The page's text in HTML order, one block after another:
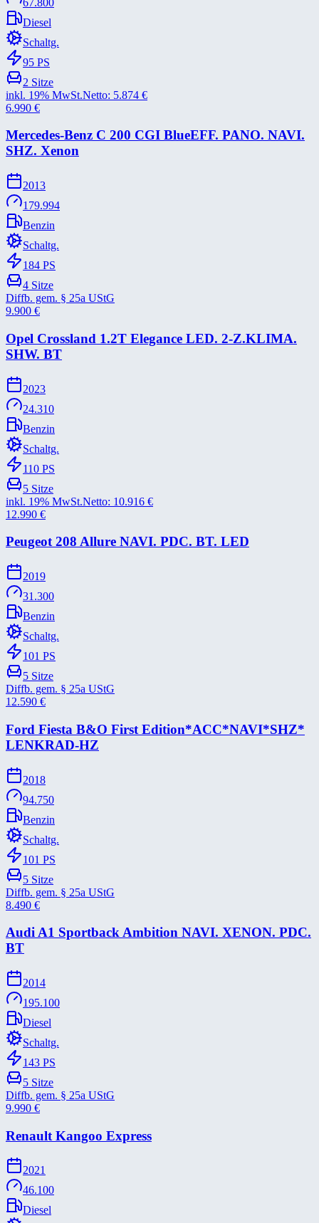
Diesel
Schaltg.
95 PS
2 Sitze
inkl. 19% MwSt.Netto: 5.874 €
6.990 €
Mercedes-​Benz C 200 CGI BlueEFF. PANO. NAVI.
SHZ. Xenon
2013
179.994
Benzin
Schaltg.
184 PS
4 Sitze
Diffb. gem. § 25a UStG
9.900 €
Opel Crossland 1.2T Elegance LED. 2-​Z.KLIMA.
SHW. BT
2023
24.310
Benzin
Schaltg.
110 PS
5 Sitze
inkl. 19% MwSt.Netto: 10.916 €
12.990 €
Peugeot 208 Allure NAVI. PDC. BT. LED
2019
31.300
Benzin
Schaltg.
101 PS
5 Sitze
Diffb. gem. § 25a UStG
12.590 €
Ford Fiesta B&​O First Edition*​ACC*​NAVI*​SHZ*​
LENKRAD-​HZ
2018
94.750
Benzin
Schaltg.
101 PS
5 Sitze
Diffb. gem. § 25a UStG
8.490 €
Audi A1 Sportback Ambition NAVI. XENON. PDC.
BT
2014
195.100
Diesel
Schaltg.
143 PS
5 Sitze
Diffb. gem. § 25a UStG
9.990 €
Renault Kangoo Express
2021
46.100
Diesel